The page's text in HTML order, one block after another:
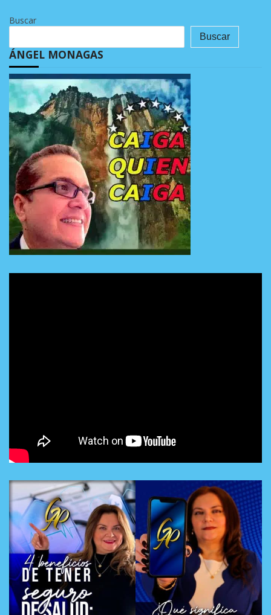
Buscar
Buscar
ÁNGEL MONAGAS